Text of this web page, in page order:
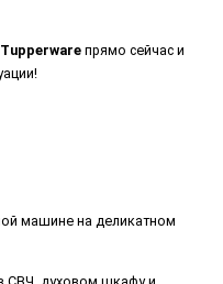
прямо сейчас и
машине на деликатном